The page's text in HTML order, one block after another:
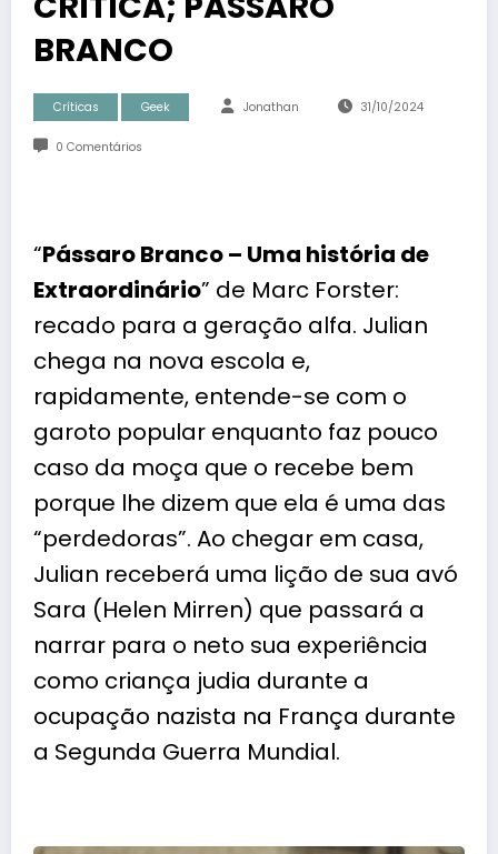
BRANCO
Críticas Geek Jonathan 31/10/2024
0 Comentários
“Pássaro Branco – Uma história de
Extraordinário” de Marc Forster:
recado para a geração alfa. Julian
chega na nova escola e,
rapidamente, entende-se com o
garoto popular enquanto faz pouco
caso da moça que o recebe bem
porque lhe dizem que ela é uma das
“perdedoras”. Ao chegar em casa,
Julian receberá uma lição de sua avó
Sara (Helen Mirren) que passará a
narrar para o neto sua experiência
como criança judia durante a
ocupação nazista na França durante
a Segunda Guerra Mundial.